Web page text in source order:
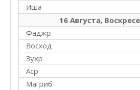
Иша
16 Августа,
Фаджр
Восход
Зухр
Аср
Магриб